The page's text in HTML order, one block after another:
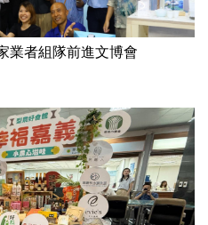
業者組隊前進文博會